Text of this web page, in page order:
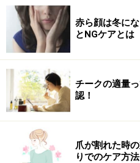
赤ら顔は冬に
とNGケアとは
チークの適量
認！
爪が割れた時
りでのケア方法